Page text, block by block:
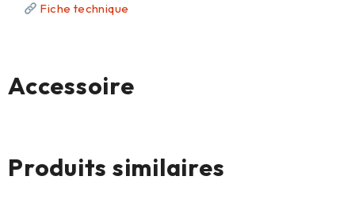
Fiche technique
Accessoire
Produits similaires